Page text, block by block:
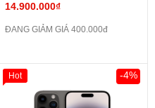
14.900.000₫
ĐANG GIẢM GIÁ 400.000đ
-4%
Hot